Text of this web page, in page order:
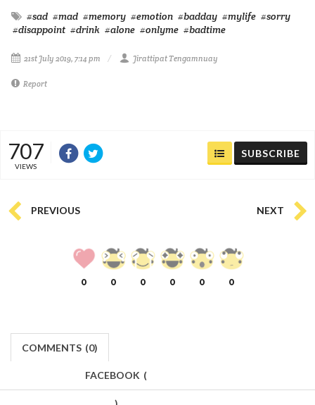
#sad #mad #memory #emotion #badday #mylife #sorry
#disappoint #drink #alone #onlyme #badtime
21st July 2019, 7:14 pm Jirattipat Tengamnuay
Report
707
VIEWS
SUBSCRIBE
PREVIOUS NEXT
0 0 0 0 0 0
COMMENTS (0)
FACEBOOK (